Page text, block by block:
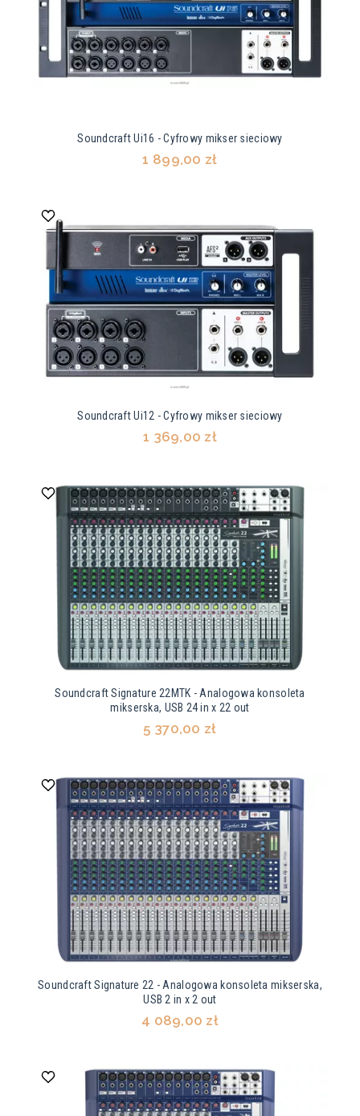
Soundcraft Ui16 - Cyfrowy mikser sieciowy
1 899,00 zł
Soundcraft Ui12 - Cyfrowy mikser sieciowy
1 369,00 zł
Soundcraft Signature 22MTK - Analogowa konsoleta
mikserska, USB 24 in x 22 out
5 370,00 zł
Soundcraft Signature 22 - Analogowa konsoleta mikserska,
USB 2 in x 2 out
4 089,00 zł